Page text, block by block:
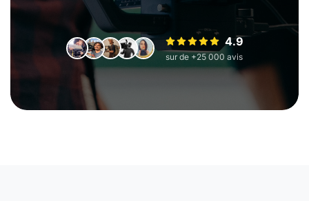
4.9
sur de +25 000 avis